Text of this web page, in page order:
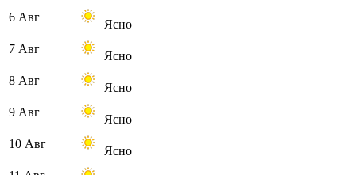
6 Авг
Ясно
7 Авг
Ясно
8 Авг
Ясно
9 Авг
Ясно
10 Авг
Ясно